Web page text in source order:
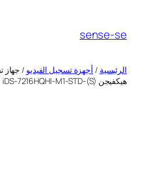
sense-se
الرئيسية / أجهزة تسجيل الفيديو / جهاز
هيكفيجن iDS-7216HQHI-M1-STD-(S)